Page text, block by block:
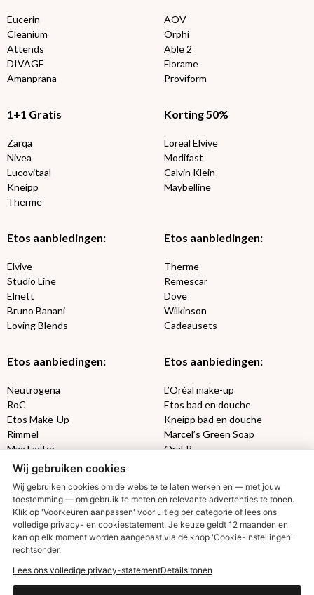
Eucerin
Cleanium
Attends
DIVAGE
Amanprana
AOV
Orphi
Able 2
Florame
Proviform
1+1 Gratis
Zarqa
Nivea
Lucovitaal
Kneipp
Therme
Korting 50%
Loreal Elvive
Modifast
Calvin Klein
Maybelline
Etos aanbiedingen:
Elvive
Studio Line
Elnett
Bruno Banani
Loving Blends
Etos aanbiedingen:
Therme
Remescar
Dove
Wilkinson
Cadeausets
Etos aanbiedingen:
Neutrogena
RoC
Etos Make-Up
Rimmel
Max Factor
Etos aanbiedingen:
L’Oréal make-up
Etos bad en douche
Kneipp bad en douche
Marcel’s Green Soap
Oral-B
Etos aanbiedingen:
Aussie
Gillette
Gezichtsverzorging
Syoss
DETOXEN
Always
Libresse
Gliss Kur
Etos billendoekjes
Wij gebruiken cookies
Wij gebruiken cookies om de website te laten werken en — met jouw
toestemming — om gebruik te meten en relevante advertenties te tonen.
Klik op 'Voorkeuren aanpassen' voor uitleg per categorie of lees ons
volledige privacy- en cookiestatement. Je keuze geldt 12 maanden en
kan op elk moment worden aangepast via de knop 'Cookie-instellingen'
rechtsonder.
Lees ons volledige privacy-statementDetails tonen
€2,50 korting?